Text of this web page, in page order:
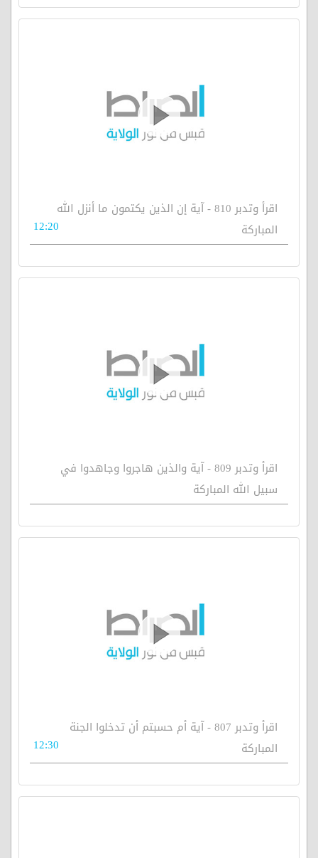
اقرأ وتدبر 810 - آية إن الذين يكتمون ما أنزل الله
المباركة
12:20
اقرأ وتدبر 809 - آية والذين هاجروا وجاهدوا في
سبيل الله المباركة
اقرأ وتدبر 807 - آية أم حسبتم أن تدخلوا الجنة
المباركة
12:30